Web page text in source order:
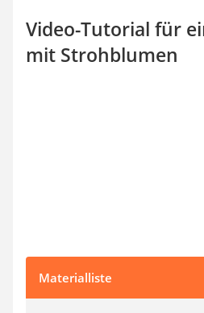
Video-Tutorial für
mit Strohblumen
Materialliste